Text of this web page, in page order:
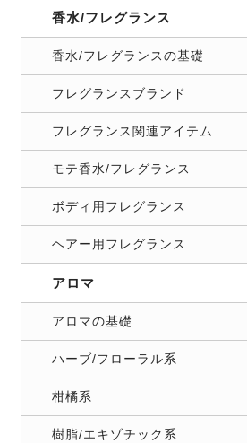
香水/フレグランス
香水/フレグランスの基礎
フレグランスブランド
フレグランス関連アイテム
モテ香水/フレグランス
ボディ用フレグランス
ヘアー用フレグランス
アロマ
アロマの基礎
ハーブ/フローラル系
柑橘系
樹脂/エキゾチック系